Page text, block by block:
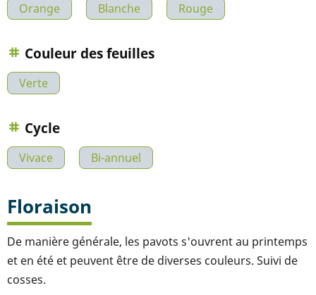
Orange Blanche Rouge
Couleur des feuilles
Verte
Cycle
Vivace Bi-annuel
Floraison
De manière générale, les pavots s'ouvrent au printemps
et en été et peuvent être de diverses couleurs. Suivi de
cosses.